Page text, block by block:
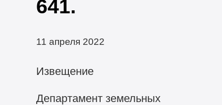
641.
11 апреля 2022
Извещение
Департамент земельных